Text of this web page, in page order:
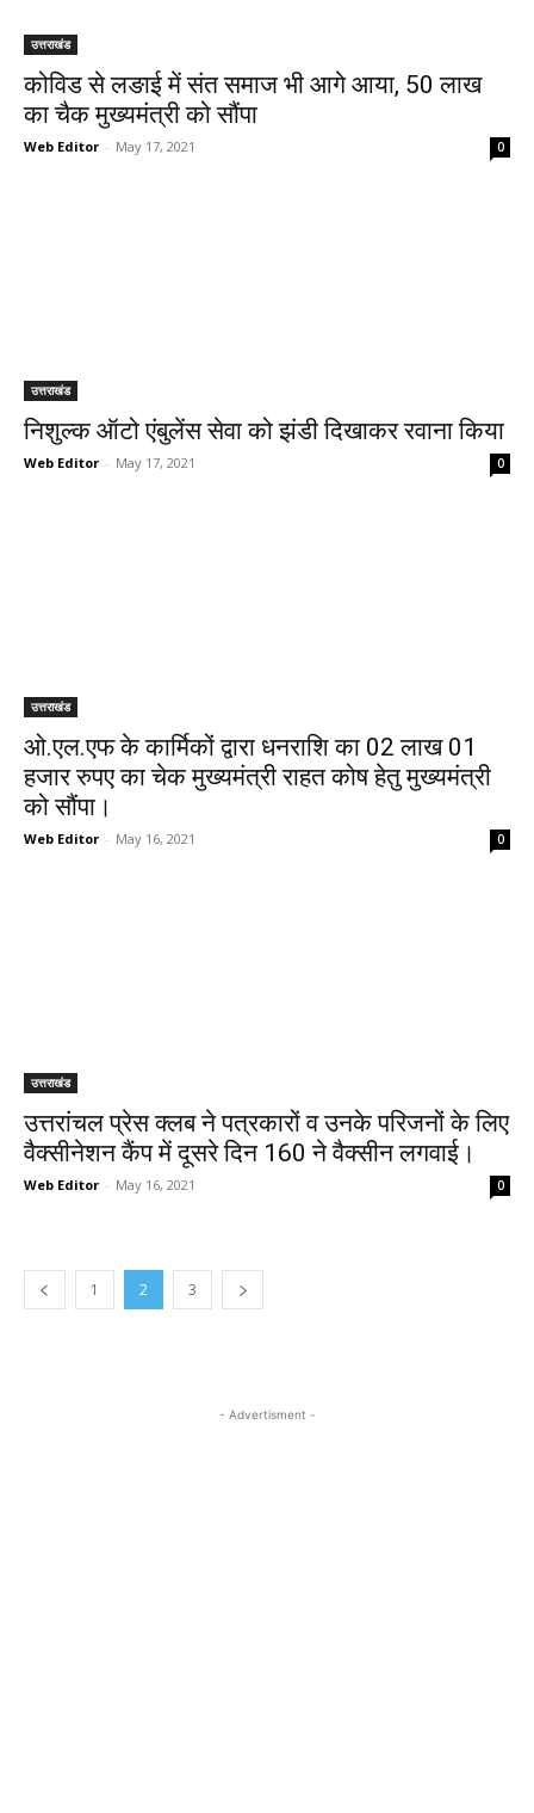
उत्तराखंड
कोविड से लङाई में संत समाज भी आगे आया, 50 लाख
का चैक मुख्यमंत्री को सौंपा
Web Editor - May 17, 2021 0
उत्तराखंड
निशुल्क ऑटो एंबुलेंस सेवा को झंडी दिखाकर रवाना किया
Web Editor - May 17, 2021 0
उत्तराखंड
ओ.एल.एफ के कार्मिकों द्वारा धनराशि का 02 लाख 01
हजार रुपए का चेक मुख्यमंत्री राहत कोष हेतु मुख्यमंत्री
को सौंपा।
Web Editor - May 16, 2021 0
उत्तराखंड
उत्तरांचल प्रेस क्लब ने पत्रकारों व उनके परिजनों के लिए
वैक्सीनेशन कैंप में दूसरे दिन 160 ने वैक्सीन लगवाई।
Web Editor - May 16, 2021 0
1 2 3
- Advertisment -